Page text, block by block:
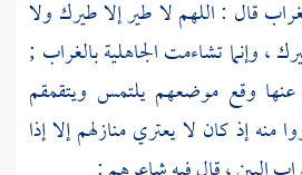
قال : اللهم لا طير إلا طيرك ولا
، وإنما تشاءمت الجاهلية بالغراب ;
عنها وقع موضعهم يلتمس ويتقمقم
منه إذ كان لا يعتري منازلهم إلا إذا